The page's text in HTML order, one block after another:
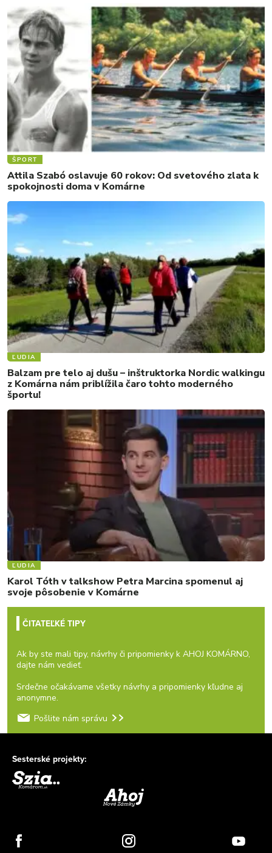
ŠPORT
Attila Szabó oslavuje 60 rokov: Od svetového zlata k
spokojnosti doma v Komárne
ĽUDIA
Balzam pre telo aj dušu – inštruktorka Nordic walkingu
z Komárna nám priblížila čaro tohto moderného
športu!
ĽUDIA
Karol Tóth v talkshow Petra Marcina spomenul aj
svoje pôsobenie v Komárne
ČITATEĽKÉ TIPY
Ak by ste mali tipy, návrhy či pripomienky k AHOJ KOMÁRNO,
dajte nám vedieť.
Srdečne očakávame všetky návrhy a pripomienky kľudne aj
anonymne.
Pošlite nám správu
Sesterské projekty: